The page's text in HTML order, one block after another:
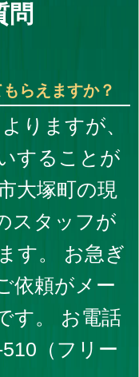
問
らえますか？
りますが、
することが
大塚町の現
スタッフが
す。 お急ぎ
依頼がメー
す。 お電話
（フリー